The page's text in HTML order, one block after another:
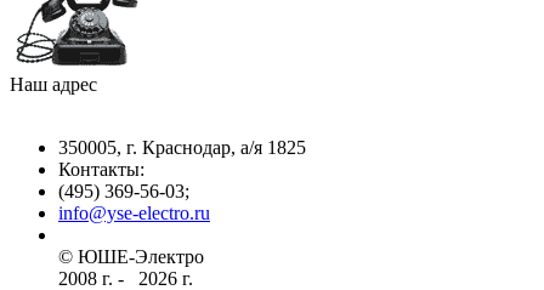
Наш адрес
350005, г. Краснодар, а/я 1825
Контакты: ­
(495) 369-56-03;
info@yse-electro.ru­
© ЮШЕ-Эл­ектро ­
2008 г­. - ­ ­­­­­
2026 г.